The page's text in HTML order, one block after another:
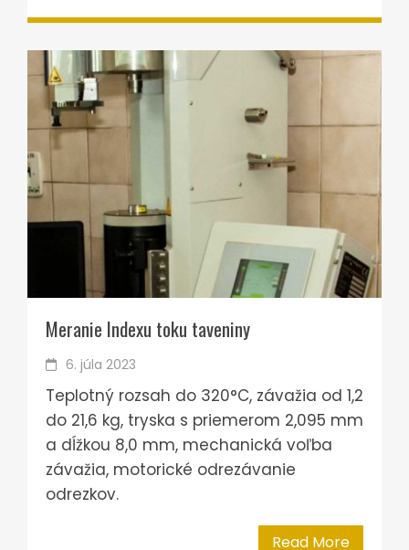
Meranie Indexu toku taveniny
6. júla 2023
Teplotný rozsah do 320°C, závažia od 1,2
do 21,6 kg, tryska s priemerom 2,095 mm
a dĺžkou 8,0 mm, mechanická voľba
závažia, motorické odrezávanie
odrezkov.
Read More